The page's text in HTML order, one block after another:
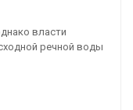
власти
речной воды